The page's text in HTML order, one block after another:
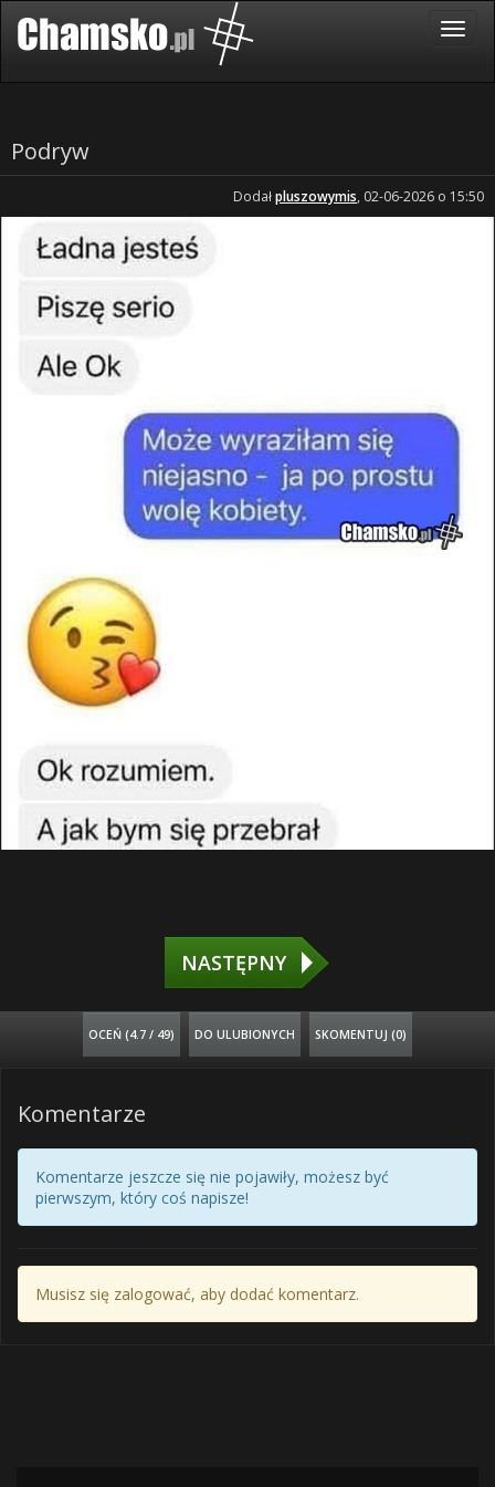
Podryw
Dodałpluszowymis, 02-06-2026 o 15:50
NASTĘPNY
OCEŃ (4.7 / 49) DO ULUBIONYCH SKOMENTUJ (0)
Komentarze
Komentarze jeszcze się nie pojawiły, możesz być
pierwszym, który coś napisze!
Musisz się zalogować, aby dodać komentarz.